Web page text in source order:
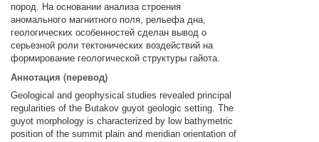
пород. На основании анализа строения
аномального магнитного поля, рельефа дна,
геологических особенностей сделан вывод о
серьезной роли тектонических воздействий на
формирование геологической структуры гайота.
Аннотация (перевод)
Geological and geophysical studies revealed principal
regularities of the Butakov guyot geologic setting. The
guyot morphology is characterized by low bathymetric
position of the summit plain and meridian orientation of